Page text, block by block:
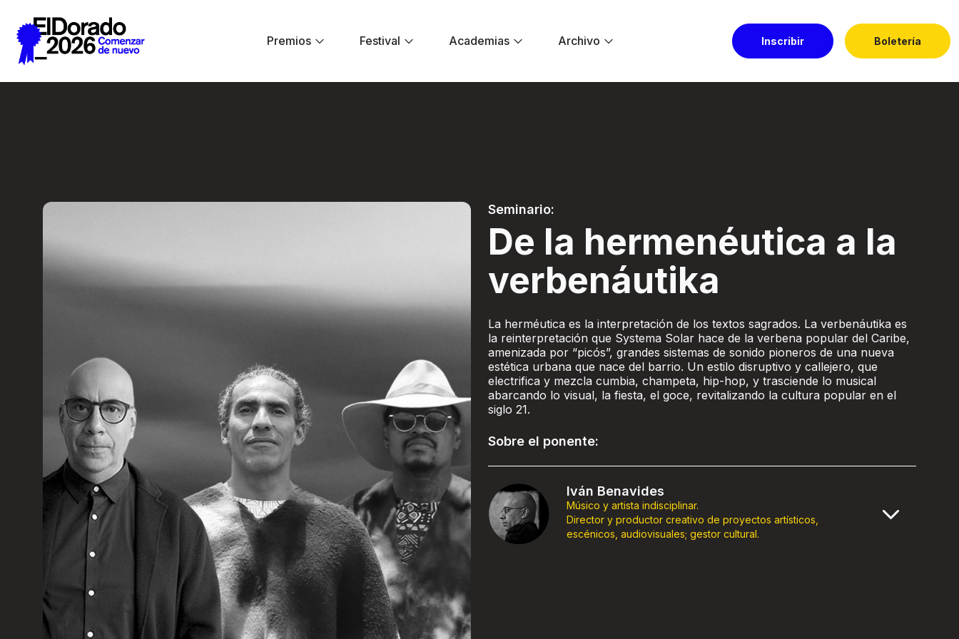
Premios
Festival Academias Archivo Inscribir Boletería
Seminario:
De la hermenéutica a la
verbenáutika
La herméutica es la interpretación de los textos sagrados. La verbenáutika es
la reinterpretación que Systema Solar hace de la verbena popular del Caribe,
amenizada por “picós”, grandes sistemas de sonido pioneros de una nueva
estética urbana que nace del barrio. Un estilo disruptivo y callejero, que
electrifica y mezcla cumbia, champeta, hip-hop, y trasciende lo musical
abarcando lo visual, la fiesta, el goce, revitalizando la cultura popular en el
siglo 21.
Sobre el ponente:
Iván Benavides
Músico y artista indisciplinar.
Director y productor creativo de proyectos artísticos,
escénicos, audiovisuales; gestor cultural.